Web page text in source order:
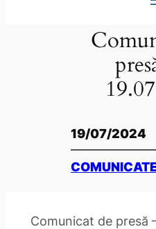
19/07/2024
Comunicat de presă